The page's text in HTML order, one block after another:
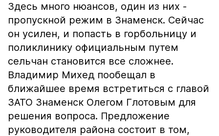
Здесь много нюансов, один из них -
пропускной режим в Знаменск. Сейчас
он усилен, и попасть в горбольницу и
поликлинику официальным путем
сельчан становится все сложнее.
Владимир Михед пообещал в
ближайшее время встретиться с главой
ЗАТО Знаменск Олегом Глотовым для
решения вопроса. Предложение
руководителя района состоит в том,